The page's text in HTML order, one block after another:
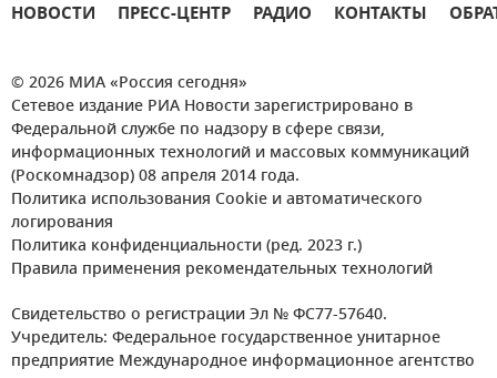
НОВОСТИ ПРЕСС-ЦЕНТР РАДИО КОНТАКТЫ
© 2026 МИА «Россия сегодня»
Сетевое издание РИА Новости зарегистрировано в
Федеральной службе по надзору в сфере связи,
информационных технологий и массовых коммуникаций
(Роскомнадзор) 08 апреля 2014 года.
Политика использования Cookie и автоматического
логирования
Политика конфиденциальности (ред. 2023 г.)
Правила применения рекомендательных технологий
Свидетельство о регистрации Эл № ФС77-57640.
Учредитель: Федеральное государственное унитарное
предприятие Международное информационное агентство